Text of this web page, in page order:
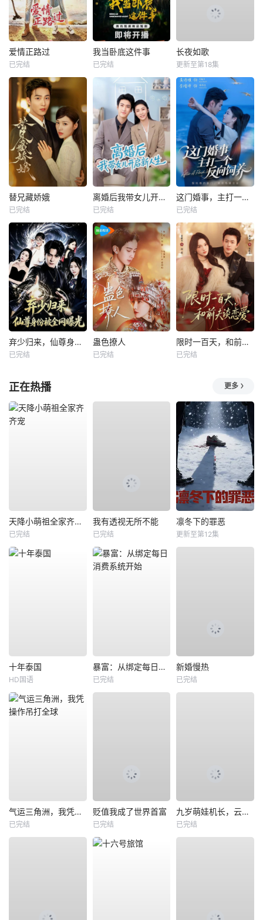
爱情正路过
已完结
我当卧底这件事
已完结
长夜如歌
更新至第18集
替兄藏娇娥
已完结
离婚后我带女儿开启新人生
已完结
这门婚事，主打一个反向饲养
已完结
弃少归来，仙尊身份被全网曝光
已完结
蛊色撩人
已完结
限时一百天，和前夫谈恋爱
已完结
正在热播 更多
天降小萌祖全家齐齐宠
已完结
我有透视无所不能
已完结
凛冬下的罪恶
更新至第12集
十年泰国
HD国语
暴富：从绑定每日消费系统开始
已完结
新婚慢热
已完结
气运三角洲，我凭操作吊打全球
已完结
贬值我成了世界首富
已完结
九岁萌娃机长，云端逆行
已完结